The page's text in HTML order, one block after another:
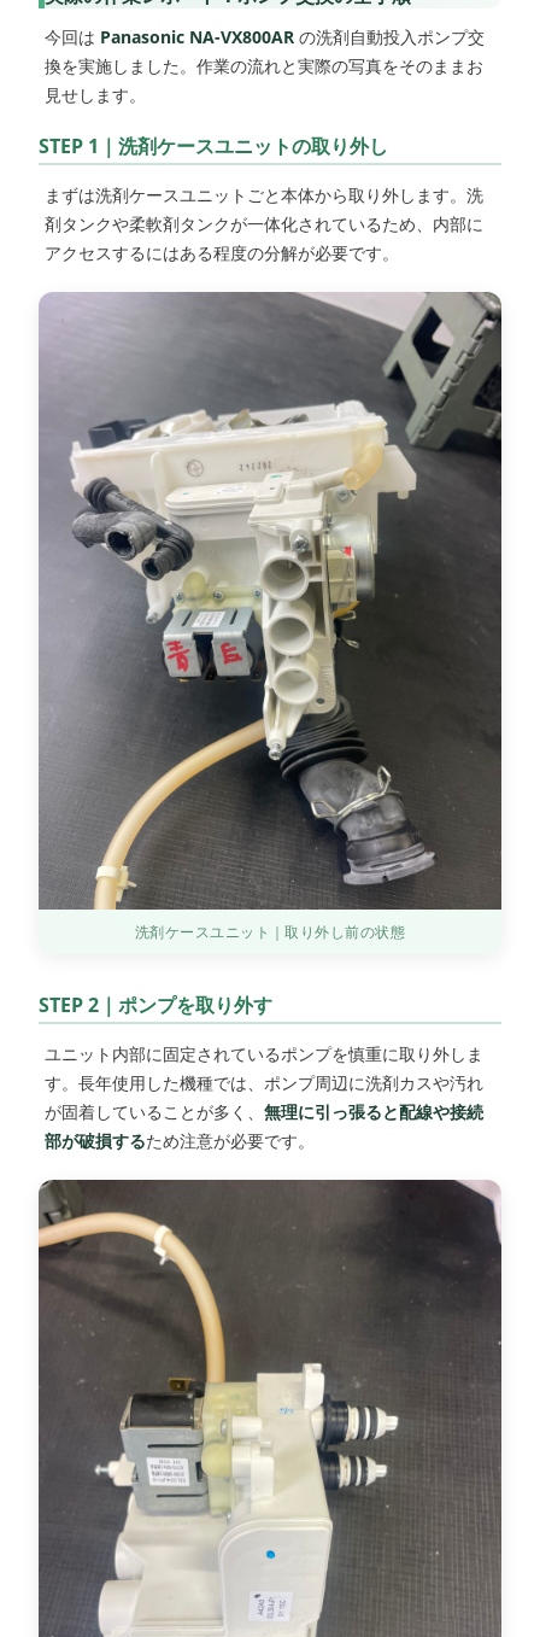
今回は Panasonic NA-VX800AR の洗剤自動投入ポンプ交
換を実施しました。作業の流れと実際の写真をそのままお
見せします。
STEP 1｜洗剤ケースユニットの取り外し
まずは洗剤ケースユニットごと本体から取り外します。洗
剤タンクや柔軟剤タンクが一体化されているため、内部に
アクセスするにはある程度の分解が必要です。
洗剤ケースユニット｜取り外し前の状態
STEP 2｜ポンプを取り外す
ユニット内部に固定されているポンプを慎重に取り外しま
す。長年使用した機種では、ポンプ周辺に洗剤カスや汚れ
が固着していることが多く、 無理に引っ張ると配線や接続
部が破損するため注意が必要です。